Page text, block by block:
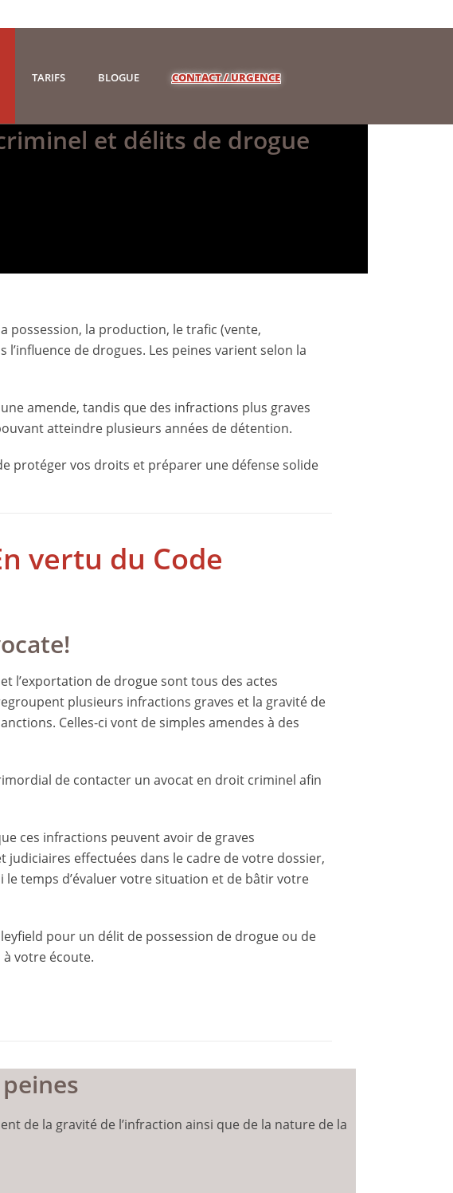
TARIFS BLOGUE CONTACT / URGENCE
et délits de drogue
possession, la production, le trafic (vente,
de drogues. Les peines varient selon la
amende, tandis que des infractions plus graves
atteindre plusieurs années de détention.
protéger vos droits et préparer une défense solide
vertu du Code
l’exportation de drogue sont tous des actes
plusieurs infractions graves et la gravité de
Celles-ci vont de simples amendes à des
de contacter un avocat en droit criminel afin
ces infractions peuvent avoir de graves
judiciaires effectuées dans le cadre de votre dossier,
le temps d’évaluer votre situation et de bâtir votre
pour un délit de possession de drogue ou de
votre écoute.
de la gravité de l’infraction ainsi que de la nature de la